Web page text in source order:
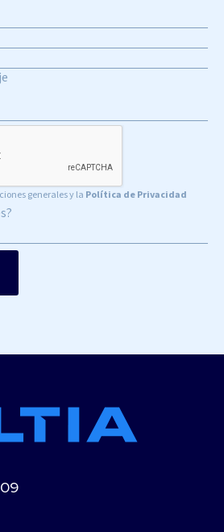
generales y la Política de Privacidad